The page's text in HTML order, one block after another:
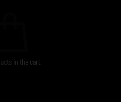
in the cart.